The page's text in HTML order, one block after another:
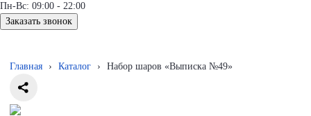
Пн-Вс: 09:00 - 22:00
Заказать звонок
Главная › Каталог › Набор шаров «Выписка №49»